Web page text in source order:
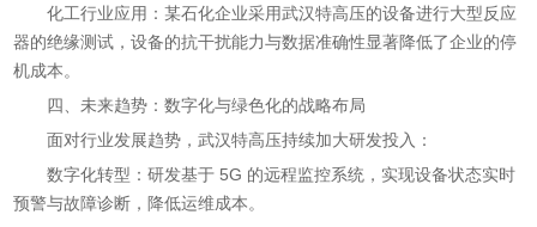
化工行业应用：某石化企业采用武汉特高压的设备进行大型反应
器的绝缘测试，设备的抗干扰能力与数据准确性显著降低了企业的停
机成本。
四、未来趋势：数字化与绿色化的战略布局
面对行业发展趋势，武汉特高压持续加大研发投入：
数字化转型：研发基于 5G 的远程监控系统，实现设备状态实时
预警与故障诊断，降低运维成本。